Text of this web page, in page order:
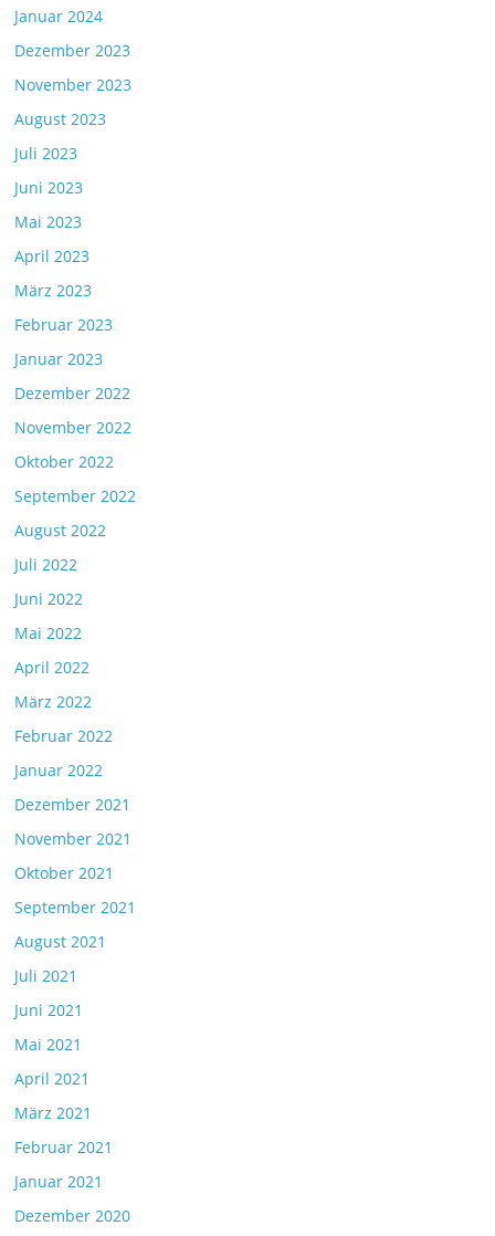
Januar 2024
Dezember 2023
November 2023
August 2023
Juli 2023
Juni 2023
Mai 2023
April 2023
März 2023
Februar 2023
Januar 2023
Dezember 2022
November 2022
Oktober 2022
September 2022
August 2022
Juli 2022
Juni 2022
Mai 2022
April 2022
März 2022
Februar 2022
Januar 2022
Dezember 2021
November 2021
Oktober 2021
September 2021
August 2021
Juli 2021
Juni 2021
Mai 2021
April 2021
März 2021
Februar 2021
Januar 2021
Dezember 2020